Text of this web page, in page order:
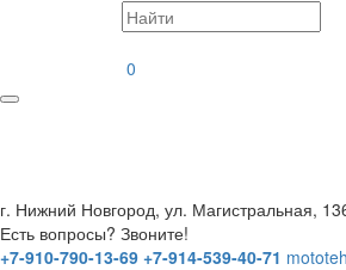
0
г. Нижний Новгород, ул. Магистральная,
Есть вопросы? Звоните!
+7-910-790-13-69 +7-914-539-40-71